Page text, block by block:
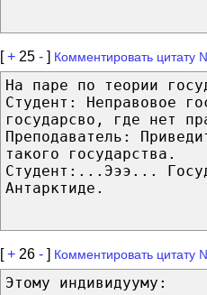
[+ 25 - ] Комментировать цитату
На паре по теории
Студент: Неправовое
государсво, где нет
Преподаватель:
такого государства.
Студент:...Эээ...
Антарктиде.
[+ 26 - ] Комментировать цитату
Этому индивидууму: